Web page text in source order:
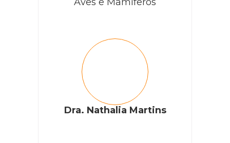
Dra. Nathalia Martins